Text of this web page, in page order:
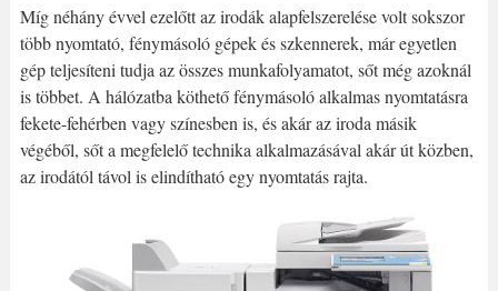
Míg néhány évvel ezelőtt az irodák alapfelszerelése volt sokszor
több nyomtató, fénymásoló gépek és szkennerek, már egyetlen
gép teljesíteni tudja az összes munkafolyamatot, sőt még azoknál
is többet. A hálózatba köthető fénymásoló alkalmas nyomtatásra
fekete-fehérben vagy színesben is, és akár az iroda másik
végéből, sőt a megfelelő technika alkalmazásával akár út közben,
az irodától távol is elindítható egy nyomtatás rajta.